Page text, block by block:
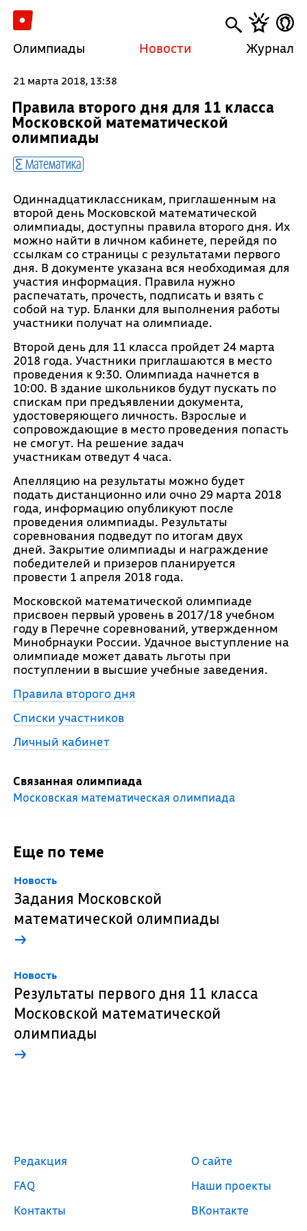
Олимпиады Новости Журнал
21 марта 2018, 13:38
Правила второго дня для 11 класса
Московской математической
олимпиады
Математика
Одиннадцатиклассникам, приглашенным на
второй день Московской математической
олимпиады, доступны правила второго дня. Их
можно найти в личном кабинете, перейдя по
ссылкам со страницы с результатами первого
дня. В документе указана вся необходимая для
участия информация. Правила нужно
распечатать, прочесть, подписать и взять с
собой на тур. Бланки для выполнения работы
участники получат на олимпиаде.
Второй день для 11 класса пройдет 24 марта
2018 года. Участники приглашаются в место
проведения к 9:30. Олимпиада начнется в
10:00. В здание школьников будут пускать по
спискам при предъявлении документа,
удостоверяющего личность. Взрослые и
сопровождающие в место проведения попасть
не смогут. На решение задач
участникам отведут 4 часа.
Апелляцию на результаты можно будет
подать дистанционно или очно 29 марта 2018
года, информацию опубликуют после
проведения олимпиады. Результаты
соревнования подведут по итогам двух
дней. Закрытие олимпиады и награждение
победителей и призеров планируется
провести 1 апреля 2018 года.
Московской математической олимпиаде
присвоен первый уровень в 2017/18 учебном
году в Перечне соревнований, утвержденном
Минобрнауки России. Удачное выступление на
олимпиаде может давать льготы при
поступлении в высшие учебные заведения.
Правила второго дня
Списки участников
Личный кабинет
Связанная олимпиада
Московская математическая олимпиада
Еще по теме
Новость
Задания Московской
математической олимпиады
→
Новость
Результаты первого дня 11 класса
Московской математической
олимпиады
→
Редакция
FAQ
Контакты
О сайте
Наши проекты
ВКонтакте